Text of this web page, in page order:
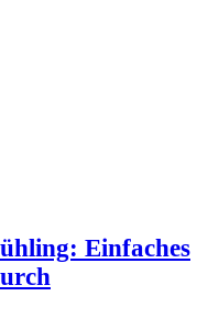
Einfaches